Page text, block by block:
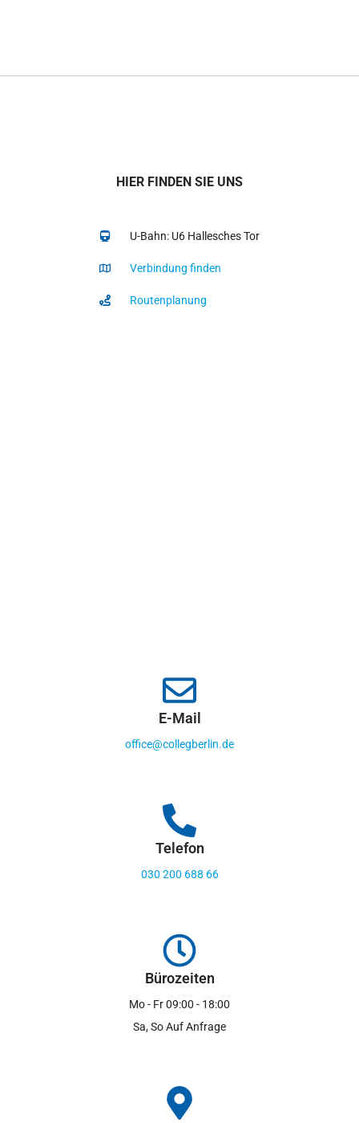
HIER FINDEN SIE UNS
U-Bahn: U6 Hallesches Tor
Verbindung finden
Routenplanung
E-Mail
office@collegberlin.de
Telefon
030 200 688 66
Bürozeiten
Mo - Fr 09:00 - 18:00
Sa, So Auf Anfrage